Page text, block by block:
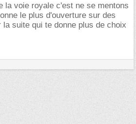
la voie royale c'est ne se mentons
le plus d'ouverture sur des
la suite qui te donne plus de choix